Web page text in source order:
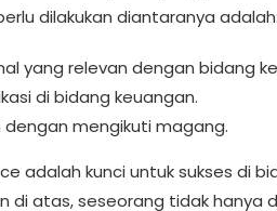
dilakukan diantaranya
yang relevan dengan bidang
di bidang keuangan.
mengikuti magang.
adalah kunci untuk sukses di
di atas, seseorang tidak